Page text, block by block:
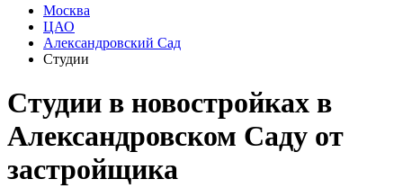
Москва
ЦАО
Александровский Сад
Студии
Студии в новостройках в
Александровском Саду от
застройщика